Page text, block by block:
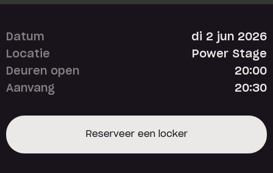
Datum
di 2 jun 2026
Locatie
Power Stage
Deuren open
20:00
Aanvang
20:30
Reserveer een locker